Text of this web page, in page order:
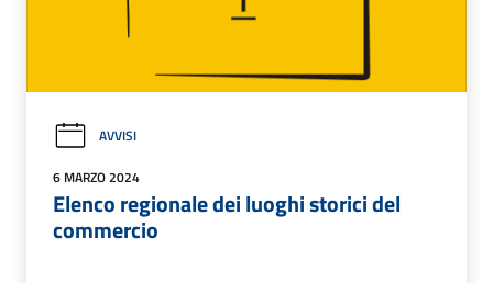
AVVISI
6 MARZO 2024
Elenco regionale dei luoghi storici del
commercio